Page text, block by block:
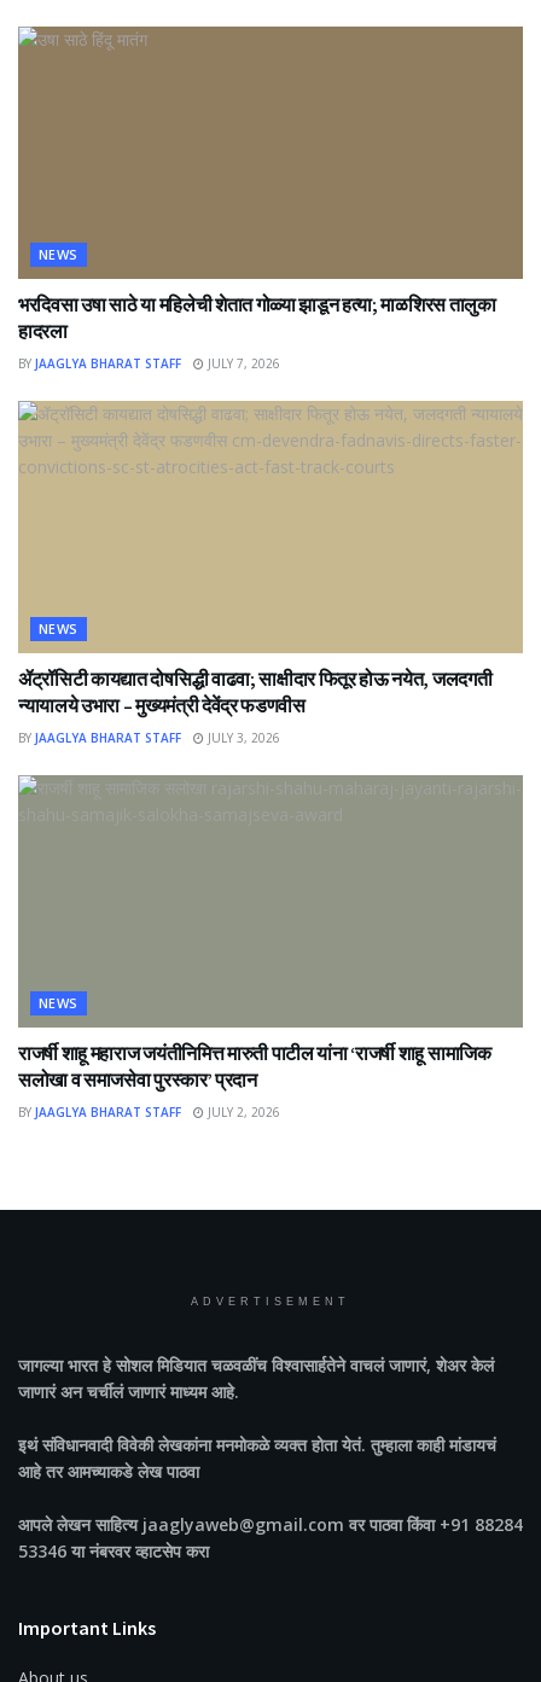
NEWS
भरदिवसा उषा साठे या महिलेची शेतात गोळ्या झाडून हत्या; माळशिरस तालुका
हादरला
BY JAAGLYA BHARAT STAFF JULY 7, 2026
NEWS
ॲट्रॉसिटी कायद्यात दोषसिद्धी वाढवा; साक्षीदार फितूर होऊ नयेत, जलदगती
न्यायालये उभारा – मुख्यमंत्री देवेंद्र फडणवीस
BY JAAGLYA BHARAT STAFF JULY 3, 2026
NEWS
राजर्षी शाहू महाराज जयंतीनिमित्त मारुती पाटील यांना ‘राजर्षी शाहू सामाजिक
सलोखा व समाजसेवा पुरस्कार’ प्रदान
BY JAAGLYA BHARAT STAFF JULY 2, 2026
ADVERTISEMENT
जागल्या भारतहे सोशल मिडियात चळवळींच विश्वासार्हतेने वाचलं जाणारं, शेअर केलं
जाणारं अन चर्चीलं जाणारं माध्यम आहे.
इथं संविधानवादी विवेकी लेखकांना मनमोकळे व्यक्त होता येतं. तुम्हाला काही मांडायचं
आहे तर आमच्याकडे लेख पाठवा
आपले लेखन साहित्य jaaglyaweb@gmail.com वर पाठवा किंवा +91 88284
53346 या नंबरवर व्हाटसेप करा
Important Links